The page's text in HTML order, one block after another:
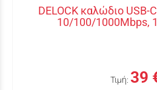
DELOCK καλώδιο USB-
10/100/1000Mbps,
Τιμή: 39